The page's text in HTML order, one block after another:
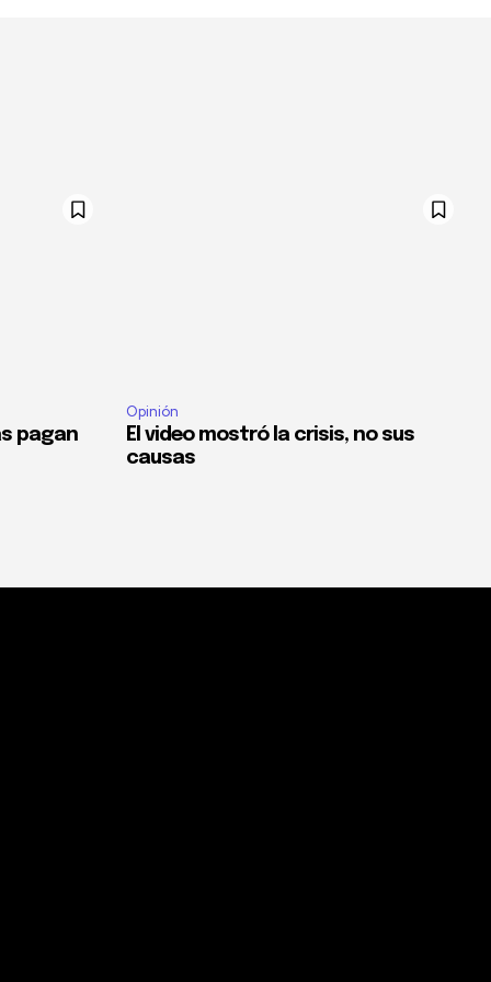
pagan
Opinión
El video mostró la crisis, no sus
causas